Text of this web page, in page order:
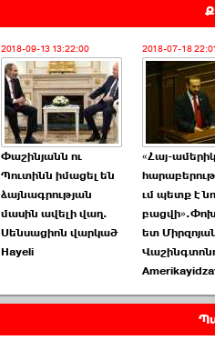
2018-09-13 13:22:00
Փաշինյանն ու
Պուտինն իմացել են
ձայնագրության
մասին ավելի վաղ.
Սենսացիոն վարկած
Hayeli
2018-07-18
«Հայ-
ւմ պետք է
ետ